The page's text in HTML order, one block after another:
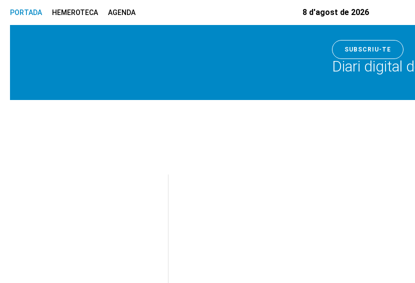
PORTADA HEMEROTECA AGENDA 8 d'agost de 2026
SUBSCRIU-TE
Diari digital